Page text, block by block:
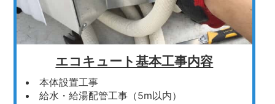
エコキュート基本工事内容
本体設置工事
給水・給湯配管工事（5m以内）